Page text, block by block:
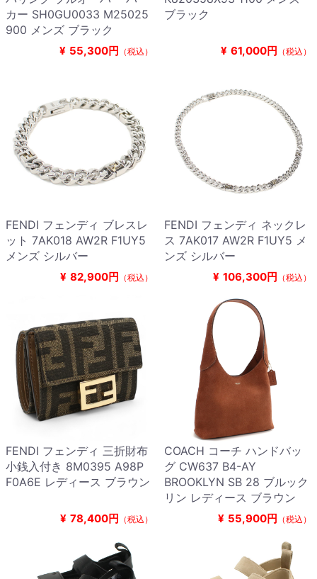
カー SH0GU0033 M25025
900 メンズ ブラック
¥ 55,300円 （税込）
ブラック
¥ 61,000円 （税込）
FENDI フェンディ ブレスレ
ット 7AK018 AW2R F1UY5
メンズ シルバー
¥ 82,900円 （税込）
FENDI フェンディ ネックレ
ス 7AK017 AW2R F1UY5 メ
ンズ シルバー
¥ 106,300円 （税込）
FENDI フェンディ 三折財布
小銭入付き 8M0395 A98P
F0A6E レディース ブラウン
¥ 78,400円 （税込）
COACH コーチ ハンドバッ
グ CW637 B4-AY
BROOKLYN SB 28 ブルック
リン レディース ブラウン
¥ 55,900円 （税込）